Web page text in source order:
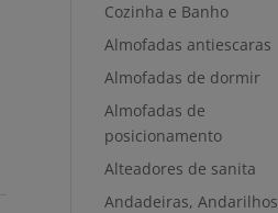
Cozinha e Banho
Almofadas antiescaras
Almofadas de dormir
Almofadas de
posicionamento
Alteadores de sanita
Andadeiras, Andarilhos